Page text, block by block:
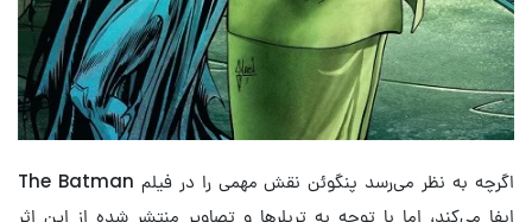
اگرچه به نظر می‌رسد پنگوئن نقش مهمی را در فیلم The Batman
ایفا می‌کند، اما با توجه به تریلرها و تصاویر منتشر شده از این اثر